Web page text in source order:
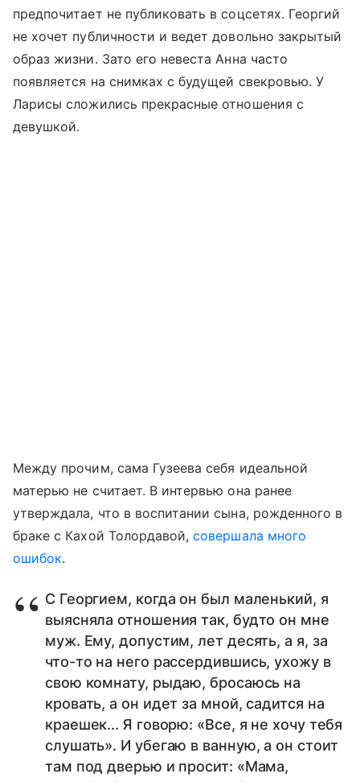
предпочитает не публиковать в соцсетях. Георгий
не хочет публичности и ведет довольно закрытый
образ жизни. Зато его невеста Анна часто
появляется на снимках с будущей свекровью. У
Ларисы сложились прекрасные отношения с
девушкой.
Между прочим, сама Гузеева себя идеальной
матерью не считает. В интервью она ранее
утверждала, что в воспитании сына, рожденного в
браке с Кахой Толордавой,совершала много
ошибок.
С Георгием, когда он был маленький, я
выясняла отношения так, будто он мне
муж. Ему, допустим, лет десять, а я, за
что-то на него рассердившись, ухожу в
свою комнату, рыдаю, бросаюсь на
кровать, а он идет за мной, садится на
краешек... Я говорю: «Все, я не хочу тебя
слушать». И убегаю в ванную, а он стоит
там под дверью и просит: «Мама,